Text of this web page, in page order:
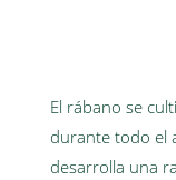
El rábano se
durante todo el
desarrolla una